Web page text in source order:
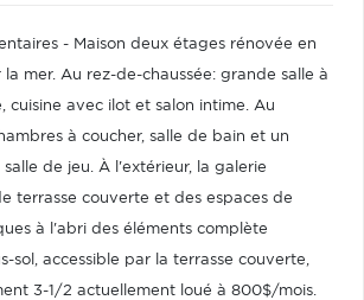
- Maison deux étages rénovée en
mer. Au rez-de-chaussée: grande salle à
cuisine avec ilot et salon intime. Au
à coucher, salle de bain et un
de jeu. À l'extérieur, la galerie
terrasse couverte et des espaces de
à l'abri des éléments complète
sol, accessible par la terrasse couverte,
3-1/2 actuellement loué à 800$/mois.